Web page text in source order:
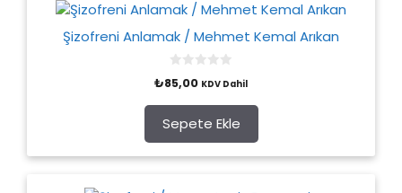
Şizofreni Anlamak / Mehmet Kemal Arıkan
o
t
o
f
5
₺85,00 KDV Dahil
Sepete Ekle